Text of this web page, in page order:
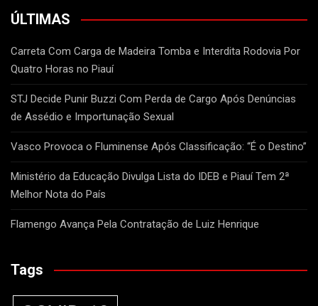
ÚLTIMAS
Carreta Com Carga de Madeira Tomba e Interdita Rodovia Por
Quatro Horas no Piauí
STJ Decide Punir Buzzi Com Perda de Cargo Após Denúncias
de Assédio e Importunação Sexual
Vasco Provoca o Fluminense Após Classificação: “É o Destino”
Ministério da Educação Divulga Lista do IDEB e Piauí Tem 2ª
Melhor Nota do País
Flamengo Avança Pela Contratação de Luiz Henrique
Tags